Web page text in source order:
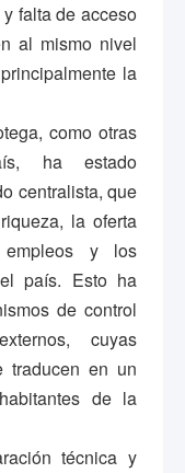
falta de acceso
al mismo nivel
la
como otras
ha estado
centralista, que
la oferta
empleos y los
país. Esto ha
de control
cuyas
traducen en un
de la
técnica y